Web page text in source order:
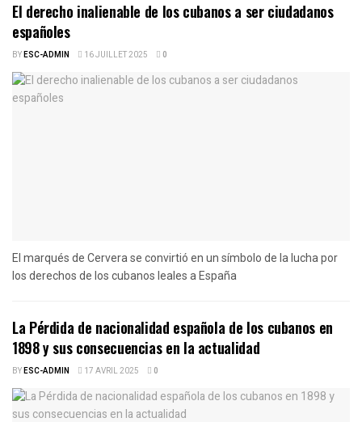
El derecho inalienable de los cubanos a ser ciudadanos
españoles
BYESC-ADMIN 16 JUILLET 2025 0
El marqués de Cervera se convirtió en un símbolo de la lucha por
los derechos de los cubanos leales a España
La Pérdida de nacionalidad española de los cubanos en
1898 y sus consecuencias en la actualidad
BYESC-ADMIN 17 AVRIL 2025 0